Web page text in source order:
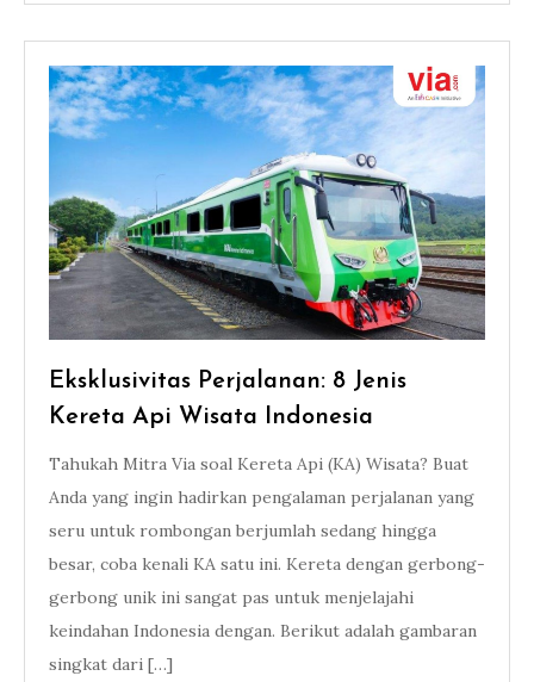
Eksklusivitas Perjalanan: 8 Jenis
Kereta Api Wisata Indonesia
Tahukah Mitra Via soal Kereta Api (KA) Wisata? Buat
Anda yang ingin hadirkan pengalaman perjalanan yang
seru untuk rombongan berjumlah sedang hingga
besar, coba kenali KA satu ini. Kereta dengan gerbong-
gerbong unik ini sangat pas untuk menjelajahi
keindahan Indonesia dengan. Berikut adalah gambaran
singkat dari […]